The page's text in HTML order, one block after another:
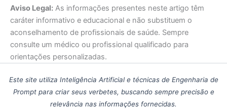
Aviso Legal: As informações presentes neste artigo têm
caráter informativo e educacional e não substituem o
aconselhamento de profissionais de saúde. Sempre
consulte um médico ou profissional qualificado para
orientações personalizadas.
Este site utiliza Inteligência Artificial e técnicas de Engenharia de
Prompt para criar seus verbetes, buscando sempre precisão e
relevância nas informações fornecidas.